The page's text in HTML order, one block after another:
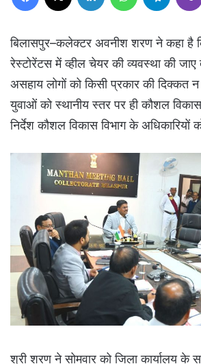
बिलासपुर–कलेक्टर अवनीश शरण ने कहा है
रेस्टोरेंटस में व्हील चेयर की व्यवस्था की जाए
असहाय लोगों को किसी प्रकार की दिक्कत न
युवाओं को स्थानीय स्तर पर ही कौशल
निर्देश कौशल विकास विभाग के अधिकारियों
श्री शरण ने सोमवार को जिला कार्यालय के